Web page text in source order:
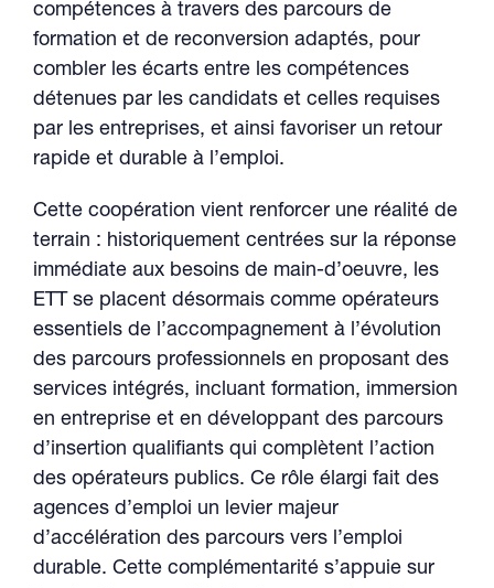
compétences à travers des parcours de
formation et de reconversion adaptés, pour
combler les écarts entre les compétences
détenues par les candidats et celles requises
par les entreprises, et ainsi favoriser un retour
rapide et durable à l’emploi.
Cette coopération vient renforcer une réalité de
terrain : historiquement centrées sur la réponse
immédiate aux besoins de main-d’oeuvre, les
ETT se placent désormais comme opérateurs
essentiels de l’accompagnement à l’évolution
des parcours professionnels en proposant des
services intégrés, incluant formation, immersion
en entreprise et en développant des parcours
d’insertion qualifiants qui complètent l’action
des opérateurs publics. Ce rôle élargi fait des
agences d’emploi un levier majeur
d’accélération des parcours vers l’emploi
durable. Cette complémentarité s’appuie sur